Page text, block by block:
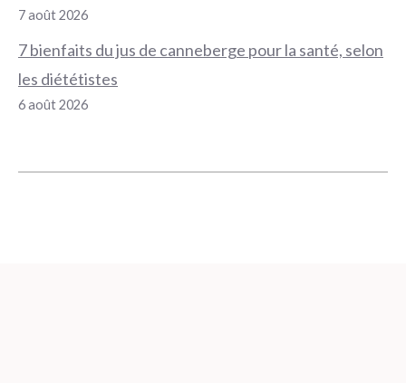
7 août 2026
7 bienfaits du jus de canneberge pour la santé, selon
les diététistes
6 août 2026